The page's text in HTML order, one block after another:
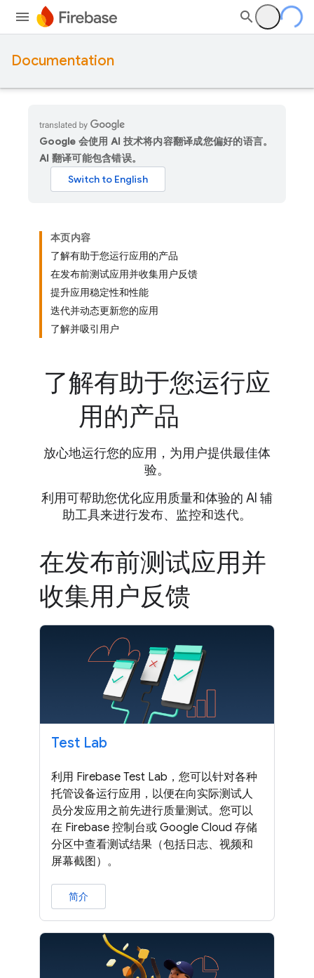
Documentation
Google 会使用 AI 技术将内容翻译成您偏好的语言。
AI 翻译可能包含错误。
本页内容
了解有助于您运行应用的产品
在发布前测试应用并收集用户反馈
提升应用稳定性和性能
迭代并动态更新您的应用
了解并吸引用户
了解有助于您运行应
用的产品
放心地运行您的应用，为用户提供最佳体
验。
利用可帮助您优化应用质量和体验的 AI 辅
助工具来进行发布、监控和迭代。
在发布前测试应用并
收集用户反馈
Test Lab
利用 Firebase Test Lab，您可以针对各种
托管设备运行应用，以便在向实际测试人
员分发应用之前先进行质量测试。您可以
在 Firebase 控制台或 Google Cloud 存储
分区中查看测试结果（包括日志、视频和
屏幕截图）。
简介